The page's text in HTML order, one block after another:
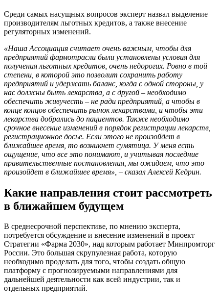
Среди самых насущных вопросов эксперт назвал выделение
производителям льготных кредитов, а также внесение
регуляторных изменений.
«Наша Ассоциация считает очень важным, чтобы для
предприятий фармотрасли были установлены условия для
получения льготных кредитов, очень недорогих. Ровно в той
степени, в которой это позволит сохранить работу
предприятий и удержать баланс, когда с одной стороны, у
нас должны быть лекарства, а с другой – необходимо
обеспечить живучесть – не ради предприятий, а чтобы в
конце концов обеспечить рынок лекарствами, и чтобы эти
лекарства добрались до пациентов. Также необходимо
срочное внесение изменений в порядок регистрации лекарств,
регистрационное досье. Если этого не произойдет в
ближайшее время, то возникнет сумятица. У меня есть
ощущение, что все это понимают, и учитывая последние
правительственные постановления, мы ожидаем, что это
произойдет в ближайшее время», – сказал Алексей Кедрин.
Какие направления стоит рассмотреть
в ближайшем будущем
В среднесрочной перспективе, по мнению эксперта,
потребуется обсуждение и внесение изменений в проект
Стратегии «Фарма 2030», над которым работает Минпромторг
России. Это большая скрупулезная работа, которую
необходимо проделать для того, чтобы создать общую
платформу с прогнозируемыми направлениями для
дальнейшей деятельности как всей индустрии, так и
отдельных предприятий.